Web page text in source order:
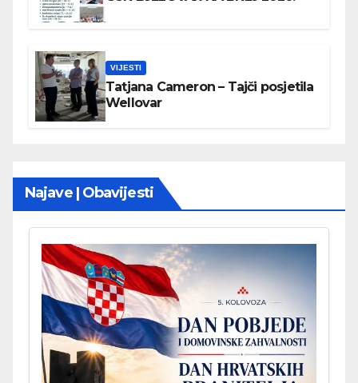
VIJESTI
Tatjana Cameron – Tajči posjetila
Wellovar
Najave | Obavijesti